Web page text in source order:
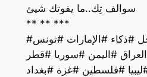
سوالف تِك..ما يفوتك شيئ
** ** ***
#السعودية #عاجل #ذكاء #الإمارات #تونس
#اليمن #سوريا #قطر
#فلسطين #غزة #بغداد